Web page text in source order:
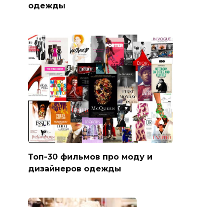
одежды
Топ-30 фильмов про моду и
дизайнеров одежды